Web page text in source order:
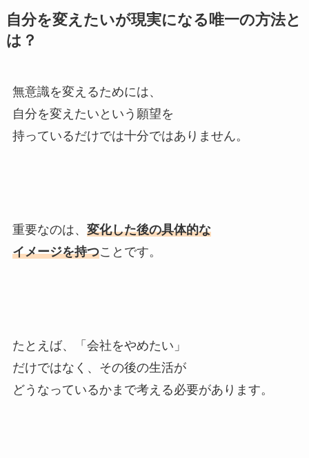
自分を変えたいが現実になる唯一の方法と
は？
無意識を変えるためには、
自分を変えたいという願望を
持っているだけでは十分ではありません。
重要なのは、 変化した後の具体的な
イメージを持つことです。
たとえば、「会社をやめたい」
だけではなく、その後の生活が
どうなっているかまで考える必要があります。